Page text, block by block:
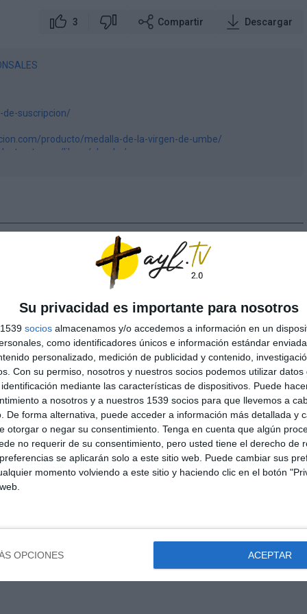
Su privacidad es importante para nosotros
socios almacenamos y/o accedemos a información en un
como identificadores únicos e información estándar
personalizado, medición de publicidad y contenido,
Con su permiso, nosotros y nuestros socios podemos utilizar datos
mediante las características de dispositivos. Puede
a nosotros y a nuestros 1539 socios para que llevemos a
De forma alternativa, puede acceder a información más detallada y
otorgar o negar su consentimiento. Tenga en cuenta que algún
no requerir de su consentimiento, pero usted tiene el derecho de
se aplicarán solo a este sitio web. Puede cambiar sus
momento volviendo a este sitio y haciendo clic en el botón
OPCIONES ACEPTAR
3 Compartir Descargar
suscripcion/
producto/medalla-de-la-virgen-de-umbe/
category/libros/ebooks/
sagrada-biblia-straubinger-completa-edicion-original-traducida-
product/la-masoneria-historia-hermanos-3-puntos/
demostrada/
catecismo-romano-trento/
ripalda/
dogmas-catolicos/
camino-perfeccion/
product/la-cruz-partida-la-mano-oculta-en-el-vaticano/
contra-la-iglesia-de-maurice-pinay/
product/el-fin-del-mundo-y-los-misterios-de-la-vida-futura-
examen-critico-del-novus-ordo-missae-ebook/